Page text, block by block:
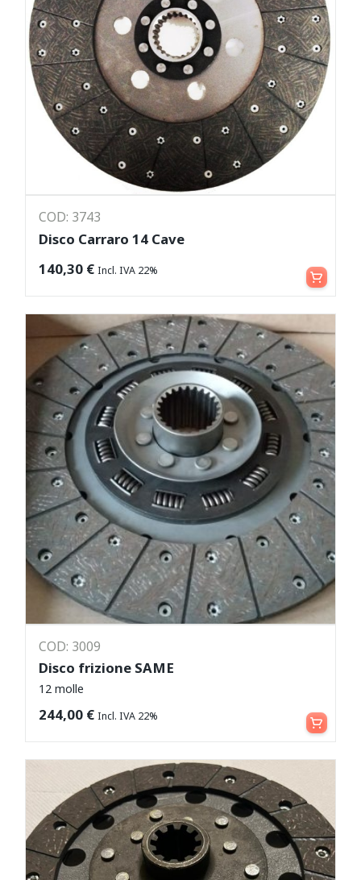
COD: 3743
Disco Carraro 14 Cave
140,30 € Incl. IVA 22% Aggiungi al carrello
COD: 3009
Disco frizione SAME
12 molle
244,00 € Incl. IVA 22% Aggiungi al carrello